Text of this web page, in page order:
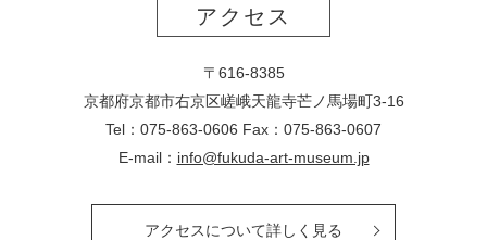
アクセス
〒616-8385
京都府京都市右京区嵯峨天龍寺芒ノ馬場町3-16
Tel：075-863-0606 Fax：075-863-0607
E-mail： info@fukuda-art-museum.jp
アクセスについて詳しく見る